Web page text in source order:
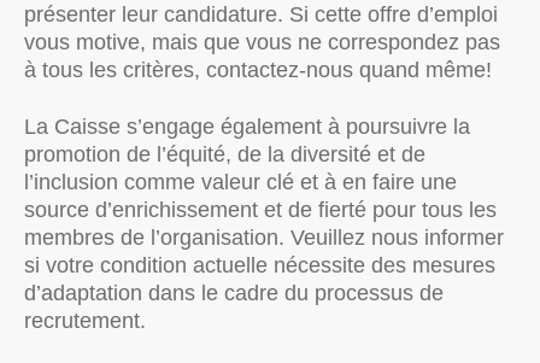
présenter leur candidature. Si cette offre d’emploi
vous motive, mais que vous ne correspondez pas
à tous les critères, contactez-nous quand même!
La Caisse s’engage également à poursuivre la
promotion de l’équité, de la diversité et de
l’inclusion comme valeur clé et à en faire une
source d’enrichissement et de fierté pour tous les
membres de l’organisation. Veuillez nous informer
si votre condition actuelle nécessite des mesures
d’adaptation dans le cadre du processus de
recrutement.